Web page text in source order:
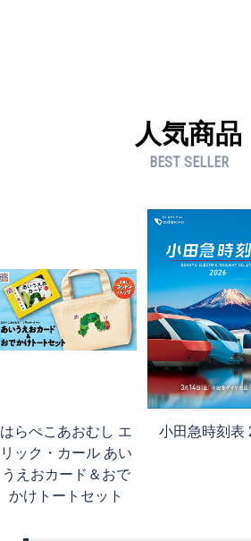
人気商品
BEST SELLER
はらぺこあおむし エ
リック・カール あい
うえおカード＆おで
かけトートセット
小田急時刻表